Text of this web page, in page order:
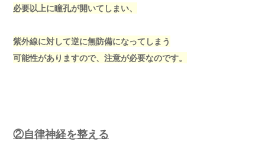
必要以上に瞳孔が開いてしまい、
紫外線に対して逆に無防備になってしまう
可能性がありますので、注意が必要なのです。
②自律神経を整える